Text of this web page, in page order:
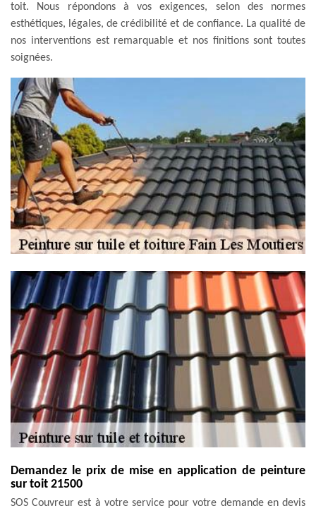
toit. Nous répondons à vos exigences, selon des normes
esthétiques, légales, de crédibilité et de confiance. La qualité de
nos interventions est remarquable et nos finitions sont toutes
soignées.
Demandez le prix de mise en application de peinture
sur toit 21500
SOS Couvreur est à votre service pour votre demande en devis